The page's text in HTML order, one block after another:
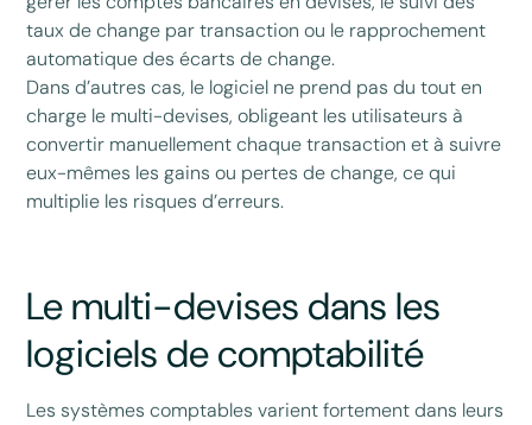
taux de change par transaction ou le rapprochement
automatique des écarts de change.
Dans d’autres cas, le logiciel ne prend pas du tout en
charge le multi-devises, obligeant les utilisateurs à
convertir manuellement chaque transaction et à suivre
eux-mêmes les gains ou pertes de change, ce qui
multiplie les risques d’erreurs.
Le multi-devises dans les
logiciels de comptabilité
Les systèmes comptables varient fortement dans leurs